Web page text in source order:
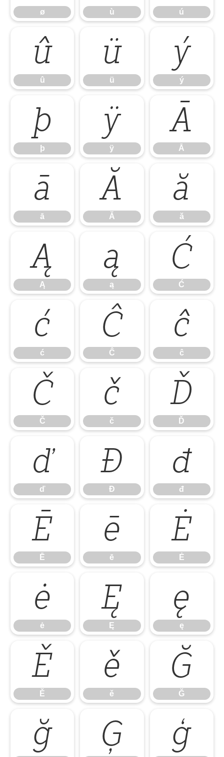
ø ù ú
û
û
ü
ü
ý
ý
þ
þ
ÿ
ÿ
Ā
Ā
ā
ā
Ă
Ă
ă
ă
Ą
Ą
ą
ą
Ć
Ć
ć
ć
Ĉ
Ĉ
ĉ
ĉ
Č
Č
č
č
Ď
Ď
ď
ď
Đ
Đ
đ
đ
Ē
Ē
ē
ē
Ė
Ė
ė
ė
Ę
Ę
ę
ę
Ě
Ě
ě
ě
Ğ
Ğ
ğ Ģ ģ